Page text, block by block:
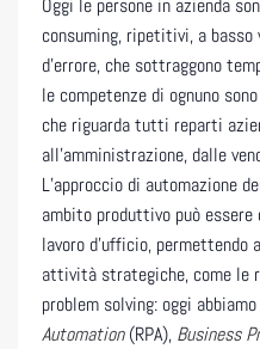
Oggi le persone in azienda
consuming, ripetitivi, a
d’errore, che sottraggono
le competenze di ognuno
che riguarda tutti reparti
all’amministrazione, dalle
L’approccio di automazione
ambito produttivo può
lavoro d’ufficio, permettendo
attività strategiche, come le
problem solving: oggi
Automation(RPA), Business